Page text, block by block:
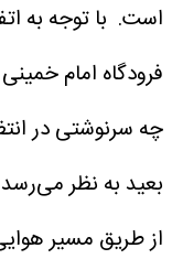
است. با توجه به
فرودگاه امام
چه سرنوشتی در
بعید به نظر
از طریق مسیر